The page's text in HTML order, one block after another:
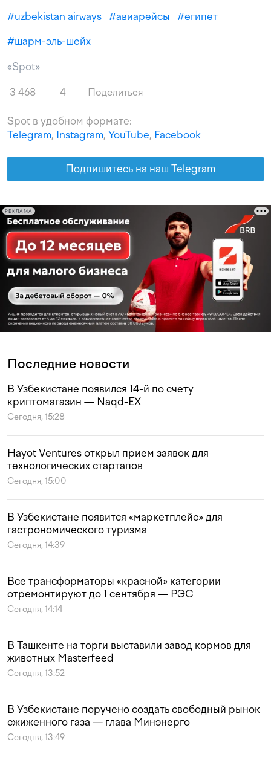
#uzbekistan airways #авиарейсы #египет
#шарм-эль-шейх
«Spot»
3 468 4 Поделиться
Spot в удобном формате:
Telegram, Instagram, YouTube, Facebook
Подпишитесь на наш Telegram
РЕКЛАМА
Последние новости
В Узбекистане появился 14-й по счету
криптомагазин — Naqd-EX
Сегодня, 15:28
Hayot Ventures открыл прием заявок для
технологических стартапов
Сегодня, 15:00
В Узбекистане появится «маркетплейс» для
гастрономического туризма
Сегодня, 14:39
Все трансформаторы «красной» категории
отремонтируют до 1 сентября — РЭС
Сегодня, 14:14
В Ташкенте на торги выставили завод кормов для
животных Masterfeed
Сегодня, 13:52
В Узбекистане поручено создать свободный рынок
сжиженного газа — глава Минэнерго
Сегодня, 13:49